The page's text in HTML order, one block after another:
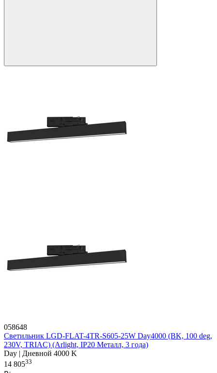
058648
Светильник LGD-FLAT-4TR-S605-25W Day4000 (BK, 100 deg,
230V, TRIAC) (Arlight, IP20 Металл, 3 года)
Day | Дневной 4000 K
14 80533